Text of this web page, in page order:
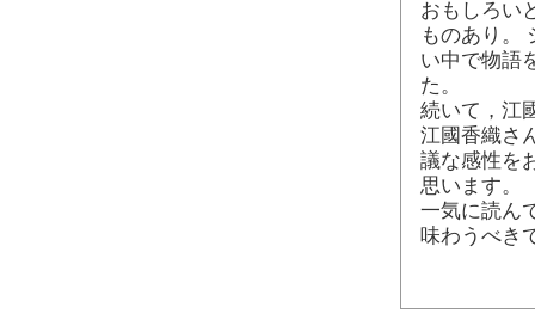
おもしろい
ものあり。
い中で物語
た。
続いて，江
江國香織さ
議な感性を
思います。
一気に読ん
味わうべき